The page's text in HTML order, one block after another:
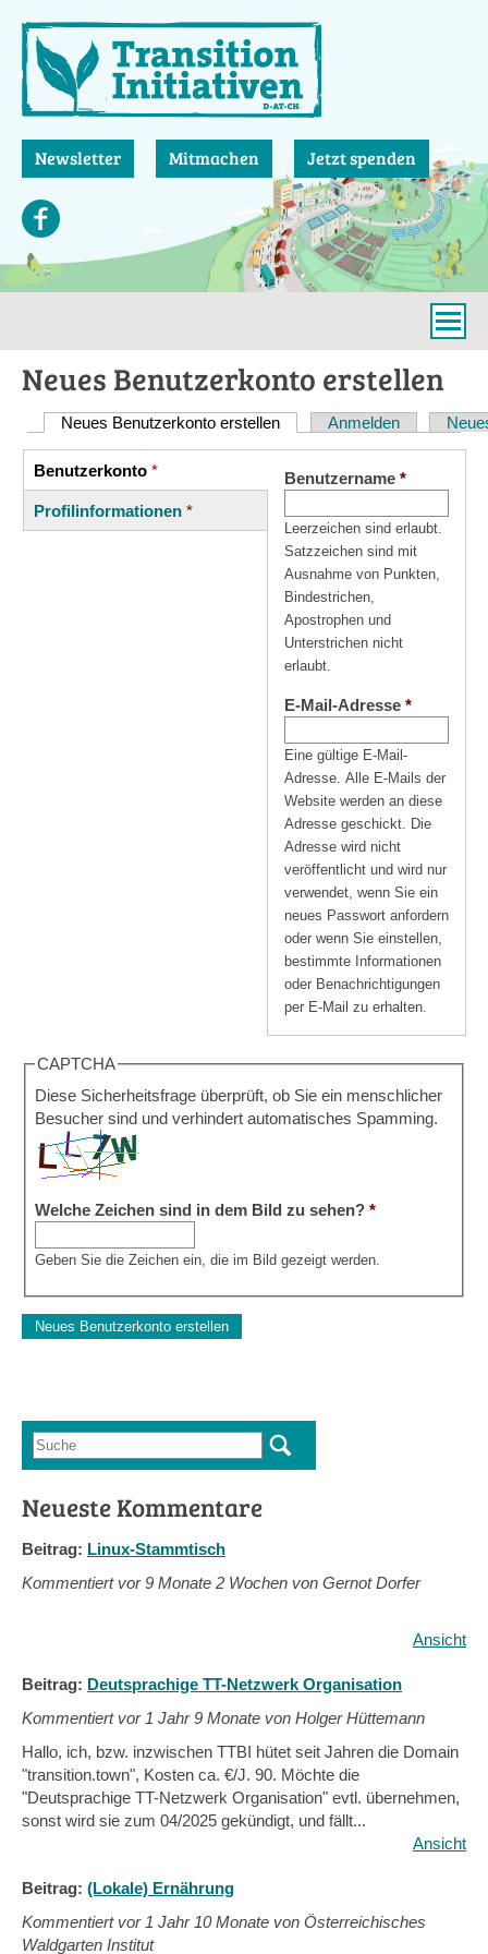
zum
Inhalt
Newsletter Mitmachen Jetzt spenden
Neues Benutzerkonto erstellen
Haupt-
Reiter
Neues Benutzerkonto erstellen (aktiver Reiter)
Anmelden
Vertikale
Reiter
Benutzerkonto *
(aktiver
Reiter)
Profilinformationen *
Benutzername *
Leerzeichen sind erlaubt.
Satzzeichen sind mit
Ausnahme von Punkten,
Bindestrichen,
Apostrophen und
Unterstrichen nicht
erlaubt.
E-Mail-Adresse *
Eine gültige E-Mail-
Adresse. Alle E-Mails der
Website werden an diese
Adresse geschickt. Die
Adresse wird nicht
veröffentlicht und wird nur
verwendet, wenn Sie ein
neues Passwort anfordern
oder wenn Sie einstellen,
bestimmte Informationen
oder Benachrichtigungen
per E-Mail zu erhalten.
CAPTCHA
Diese Sicherheitsfrage überprüft, ob Sie ein menschlicher
Besucher sind und verhindert automatisches Spamming.
Welche Zeichen sind in dem Bild zu sehen? *
Geben Sie die Zeichen ein, die im Bild gezeigt werden.
Suchformular
Suche
Neueste Kommentare
Beitrag: Linux-Stammtisch
Kommentiert vor9 Monate 2 Wochen von Gernot Dorfer
Ansicht
Beitrag: Deutsprachige TT-Netzwerk Organisation
Kommentiert vor 1 Jahr 9 Monate von Holger Hüttemann
Hallo, ich, bzw. inzwischen TTBI hütet seit Jahren die Domain
"transition.town", Kosten ca. €/J. 90. Möchte die
"Deutsprachige TT-Netzwerk Organisation" evtl. übernehmen,
sonst wird sie zum 04/2025 gekündigt, und fällt...
Ansicht
Beitrag: (Lokale) Ernährung
Kommentiert vor 1 Jahr 10 Monate von Österreichisches
Waldgarten Institut